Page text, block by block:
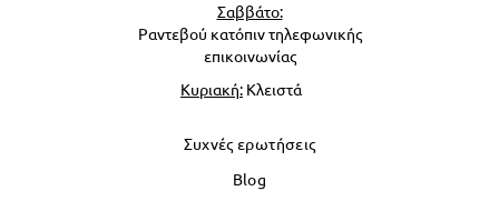
Σαββάτο:
Ραντεβού κατόπιν τηλεφωνικής
επικοινωνίας
Κυριακή: Κλειστά
Συχνές ερωτήσεις
Blog